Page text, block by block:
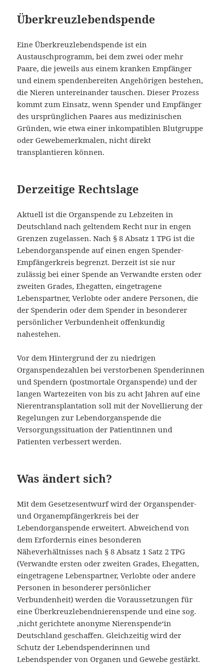
Überkreuzlebendspende
Eine Überkreuzlebendspende ist ein
Austauschprogramm, bei dem zwei oder mehr
Paare, die jeweils aus einem kranken Empfänger
und einem spendenbereiten Angehörigen bestehen,
die Nieren untereinander tauschen. Dieser Prozess
kommt zum Einsatz, wenn Spender und Empfänger
des ursprünglichen Paares aus medizinischen
Gründen, wie etwa einer inkompatiblen Blutgruppe
oder Gewebemerkmalen, nicht direkt
transplantieren können.
Derzeitige Rechtslage
Aktuell ist die Organspende zu Lebzeiten in
Deutschland nach geltendem Recht nur in engen
Grenzen zugelassen. Nach § 8 Absatz 1 TPG ist die
Lebendorganspende auf einen engen Spender-
Empfängerkreis begrenzt. Derzeit ist sie nur
zulässig bei einer Spende an Verwandte ersten oder
zweiten Grades, Ehegatten, eingetragene
Lebenspartner, Verlobte oder andere Personen, die
der Spenderin oder dem Spender in besonderer
persönlicher Verbundenheit offenkundig
nahestehen.
Vor dem Hintergrund der zu niedrigen
Organspendezahlen bei verstorbenen Spenderinnen
und Spendern (postmortale Organspende) und der
langen Wartezeiten von bis zu acht Jahren auf eine
Nierentransplantation soll mit der Novellierung der
Regelungen zur Lebendorganspende die
Versorgungssituation der Patientinnen und
Patienten verbessert werden.
Was ändert sich?
Mit dem Gesetzesentwurf wird der Organspender-
und Organempfängerkreis bei der
Lebendorganspende erweitert. Abweichend von
dem Erfordernis eines besonderen
Näheverhältnisses nach § 8 Absatz 1 Satz 2 TPG
(Verwandte ersten oder zweiten Grades, Ehegatten,
eingetragene Lebenspartner, Verlobte oder andere
Personen in besonderer persönlicher
Verbundenheit) werden die Voraussetzungen für
eine Überkreuzlebendnierenspende und eine sog.
‚nicht gerichtete anonyme Nierenspende‘in
Deutschland geschaffen. Gleichzeitig wird der
Schutz der Lebendspenderinnen und
Lebendspender von Organen und Gewebe gestärkt.